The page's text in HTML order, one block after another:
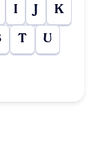
I J K
T U